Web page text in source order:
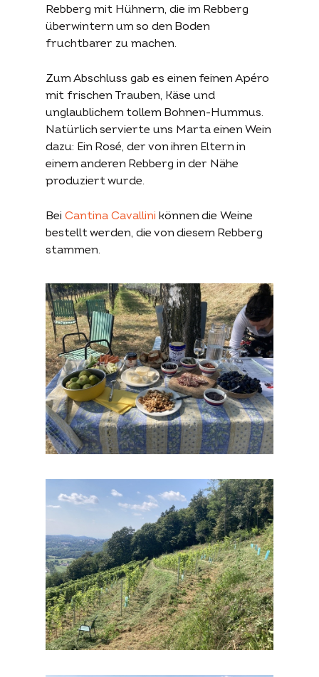
Rebberg mit Hühnern, die im Rebberg
überwintern um so den Boden
fruchtbarer zu machen.
Zum Abschluss gab es einen feinen Apéro
mit frischen Trauben, Käse und
unglaublichem tollem Bohnen-Hummus.
Natürlich servierte uns Marta einen Wein
dazu: Ein Rosé, der von ihren Eltern in
einem anderen Rebberg in der Nähe
produziert wurde.
Bei Cantina Cavallini können die Weine
bestellt werden, die von diesem Rebberg
stammen.